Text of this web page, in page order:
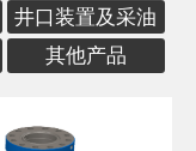
荣誉资质
联系我们
井口装置及采油
树
其他产品